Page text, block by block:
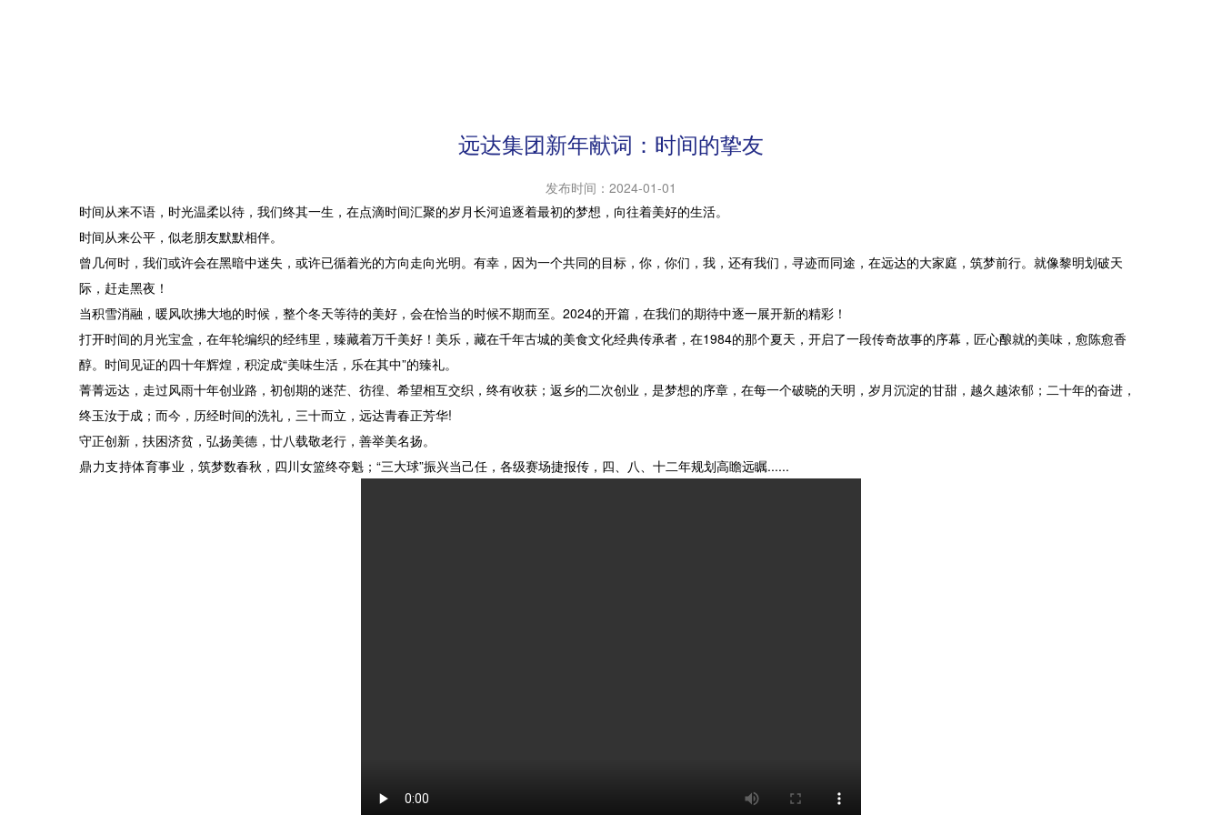
远达集团新年献词：时间的挚友
发布时间： 2024-01-01
时间从来不语，时光温柔以待，我们终其一生，在点滴时间汇聚的岁月长河追逐着最初的梦想，向往着美好的生活。
时间从来公平，似老朋友默默相伴。
曾几何时，我们或许会在黑暗中迷失，或许已循着光的方向走向光明。有幸，因为一个共同的目标，你，你们，我，还有我们，寻迹而同途，在远达的大家庭，筑梦前行。就像黎明划破天
际，赶走黑夜！
当积雪消融，暖风吹拂大地的时候，整个冬天等待的美好，会在恰当的时候不期而至。2024的开篇，在我们的期待中逐一展开新的精彩！
打开时间的月光宝盒，在年轮编织的经纬里，臻藏着万千美好！美乐，藏在千年古城的美食文化经典传承者，在1984的那个夏天，开启了一段传奇故事的序幕，匠心酿就的美味，愈陈愈香
醇。时间见证的四十年辉煌，积淀成“美味生活，乐在其中”的臻礼。
菁菁远达，走过风雨十年创业路，初创期的迷茫、彷徨、希望相互交织，终有收获；返乡的二次创业，是梦想的序章，在每一个破晓的天明，岁月沉淀的甘甜，越久越浓郁；二十年的奋进，
终玉汝于成；而今，历经时间的洗礼，三十而立，远达青春正芳华!
守正创新，扶困济贫，弘扬美德，廿八载敬老行，善举美名扬。
鼎力支持体育事业，筑梦数春秋，四川女篮终夺魁；“三大球”振兴当己任，各级赛场捷报传，四、八、十二年规划高瞻远瞩......